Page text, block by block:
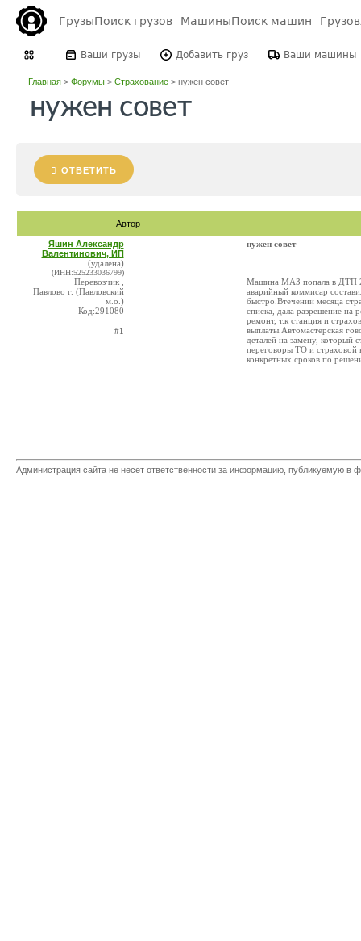
ГрузыПоиск грузов МашиныПоиск машин
Ваши грузы Добавить груз Ваши машины
Главная> Форумы> Страхование> нужен совет
нужен совет
ОТВЕТИТЬ
Автор
Яшин Александр
Валентинович, ИП
(удалена)
(ИНН:525233036799)
Перевозчик ,
Павлово г. (Павловский
м.о.)
Код:291080
#1
нужен совет
Машина МАЗ попала в ДТП
аварийный коммисар
быстро.Втечении месяца
списка, дала разрешение
ремонт, т.к станция и
выплаты.Автомастерская
деталей на замену, который
переговоры ТО и страховой
конкретных сроков по
Администрация сайта не несет ответственности за информацию, публикуемую